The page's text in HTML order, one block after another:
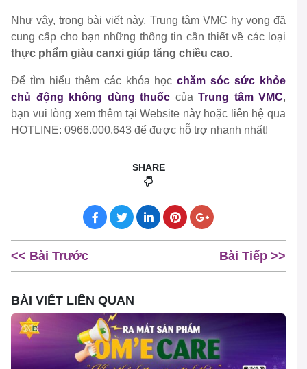
Như vậy, trong bài viết này, Trung tâm VMC hy vọng đã
cung cấp cho bạn những thông tin cần thiết về các loại
thực phẩm giàu canxi giúp tăng chiều cao.
Để tìm hiểu thêm các khóa họcchăm sóc sức khỏe
chủ động không dùng thuốc của Trung tâm VMC,
bạn vui lòng xem thêm tại Website này hoặc liên hệ qua
HOTLINE: 0966.000.643 để được hỗ trợ nhanh nhất!
SHARE
<< Bài Trước Bài Tiếp >>
BÀI VIẾT LIÊN QUAN